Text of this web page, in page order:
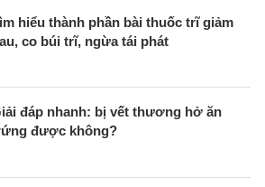
hiểu thành phần bài thuốc trĩ giảm
co búi trĩ, ngừa tái phát
đáp nhanh: bị vết thương hở ăn
được không?